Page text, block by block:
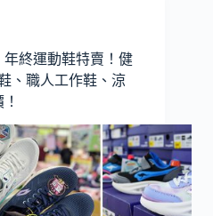
年終運動鞋特賣！健
、職人工作鞋、涼